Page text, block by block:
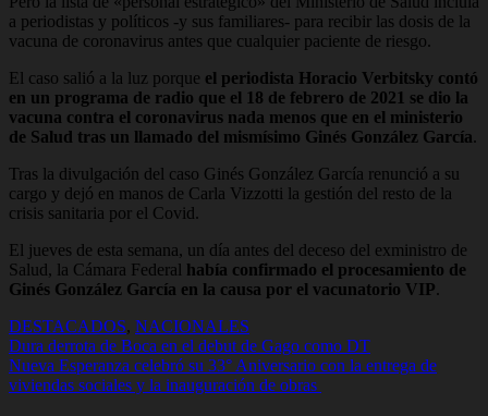
a periodistas y políticos -y sus familiares- para recibir las dosis de la
vacuna de coronavirus antes que cualquier paciente de riesgo.
El caso salió a la luz porque el periodista Horacio Verbitsky contó
en un programa de radio que el 18 de febrero de 2021 se dio la
vacuna contra el coronavirus nada menos que en el ministerio
de Salud tras un llamado del mismísimo Ginés González García.
Tras la divulgación del caso Ginés González García renunció a su
cargo y dejó en manos de Carla Vizzotti la gestión del resto de la
crisis sanitaria por el Covid.
El jueves de esta semana, un día antes del deceso del exministro de
Salud, la Cámara Federal había confirmado el procesamiento de
Ginés González García en la causa por el vacunatorio VIP.
DESTACADOS, NACIONALES
Navegación
de
Dura derrota de Boca en el debut de Gago como DT
Nueva Esperanza celebró su 33° Aniversario con la entrega de
viviendas sociales y la inauguración de obras